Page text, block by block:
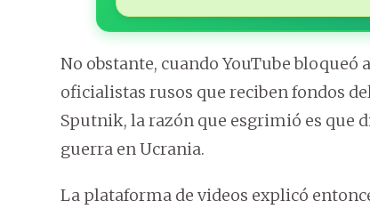
No obstante, cuando YouTube bloqueó
oficialistas rusos que reciben fondos
Sputnik, la razón que esgrimió es que
guerra en Ucrania.
La plataforma de videos explicó